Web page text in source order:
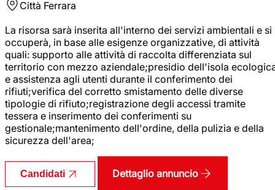
Città Ferrara
La risorsa sarà inserita all'interno dei servizi ambientali e si
occuperà, in base alle esigenze organizzative, di attività
quali: supporto alle attività di raccolta differenziata sul
territorio con mezzo aziendale;presidio dell'isola
e assistenza agli utenti durante il conferimento dei
rifiuti;verifica del corretto smistamento delle diverse
tipologie di rifiuto;registrazione degli accessi tramite
tessera e inserimento dei conferimenti su
gestionale;mantenimento dell'ordine, della pulizia e della
sicurezza dell'area;
Candidati Dettaglio annuncio